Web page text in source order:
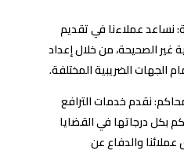
عملاءنا في تقديم
غير الصحيحة، من خلال إعداد
الجهات الضريبية المختلفة.
نقدم خدمات الترافع
بكل درجاتها في القضايا
والدفاع عن